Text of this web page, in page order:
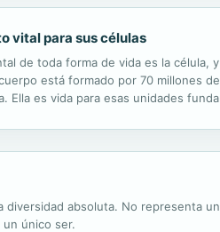
vital para sus células
de toda forma de vida es la
está formado por 70 millones
Ella es vida para esas unidades
diversidad absoluta. No representa
único ser.